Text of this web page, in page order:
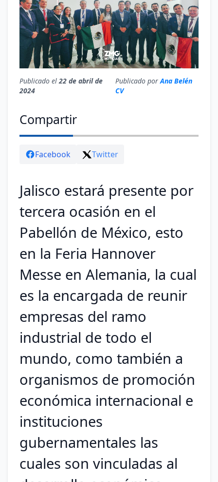
Publicado el22 de abril de
2024
Publicado porAna Belén
CV
Compartir
Facebook Twitter
Jalisco estará presente por
tercera ocasión en el
Pabellón de México, esto
en la Feria Hannover
Messe en Alemania, la cual
es la encargada de reunir
empresas del ramo
industrial de todo el
mundo, como también a
organismos de promoción
económica internacional e
instituciones
gubernamentales las
cuales son vinculadas al